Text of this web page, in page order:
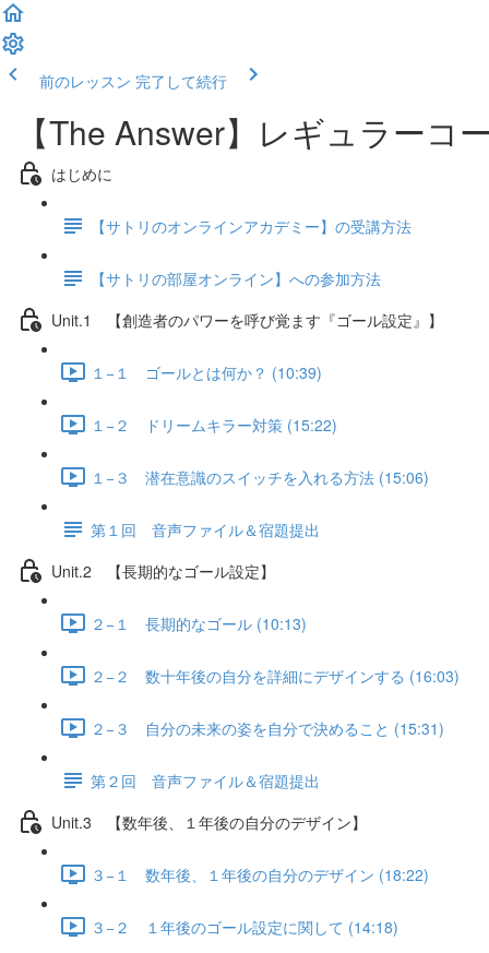
前のレッスン 完了して続行
【The Answer】レギュラーコ
はじめに
【サトリのオンラインアカデミー】の受講方法
【サトリの部屋オンライン】への参加方法
Unit.1 【創造者のパワーを呼び覚ます『ゴール設定』】
１−１ ゴールとは何か？ (10:39)
１−２ ドリームキラー対策 (15:22)
１−３ 潜在意識のスイッチを入れる方法 (15:06)
第１回 音声ファイル＆宿題提出
Unit.2 【長期的なゴール設定】
２−１ 長期的なゴール (10:13)
２−２ 数十年後の自分を詳細にデザインする (16:03)
２−３ 自分の未来の姿を自分で決めること (15:31)
第２回 音声ファイル＆宿題提出
Unit.3 【数年後、１年後の自分のデザイン】
３−１ 数年後、１年後の自分のデザイン (18:22)
３−２ １年後のゴール設定に関して (14:18)